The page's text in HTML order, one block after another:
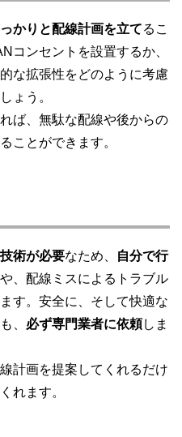
かりと配線計画を立てるこ
コンセントを設置するか、
な拡張性をどのように考慮
ょう。
ば、無駄な配線や後からの
ことができます。
術が必要なため、
自分で行
、配線ミスによるトラブル
す。安全に、そして快適な
、 必ず専門業者に依頼しま
計画を提案してくれるだけ
れます。